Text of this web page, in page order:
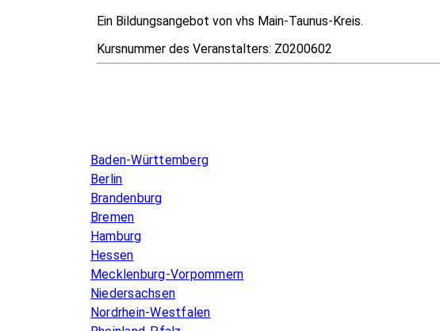
Ein Bildungsangebot von vhs Main-Taunus-Kreis.
Kursnummer des Veranstalters: Z0200602
Baden-Württemberg
Berlin
Brandenburg
Bremen
Hamburg
Hessen
Mecklenburg-Vorpommern
Niedersachsen
Nordrhein-Westfalen